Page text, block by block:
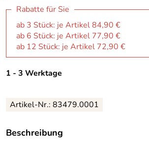
Rabatte für Sie
ab 3 Stück: je Artikel 84,90 €
ab 6 Stück: je Artikel 77,90 €
ab 12 Stück: je Artikel 72,90 €
1 - 3 Werktage
Artikel-Nr.: 83479.0001
Beschreibung